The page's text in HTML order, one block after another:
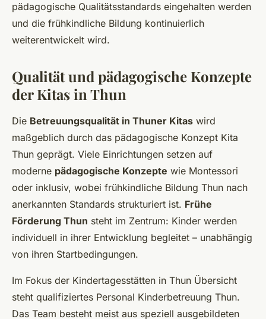
pädagogische Qualitätsstandards eingehalten werden
und die frühkindliche Bildung kontinuierlich
weiterentwickelt wird.
Qualität und pädagogische Konzepte
der Kitas in Thun
Die Betreuungsqualität in Thuner Kitas wird
maßgeblich durch das pädagogische Konzept Kita
Thun geprägt. Viele Einrichtungen setzen auf
moderne pädagogische Konzepte wie Montessori
oder inklusiv, wobei frühkindliche Bildung Thun nach
anerkannten Standards strukturiert ist. Frühe
Förderung Thun steht im Zentrum: Kinder werden
individuell in ihrer Entwicklung begleitet – unabhängig
von ihren Startbedingungen.
Im Fokus der Kindertagesstätten in Thun Übersicht
steht qualifiziertes Personal Kinderbetreuung Thun.
Das Team besteht meist aus speziell ausgebildeten